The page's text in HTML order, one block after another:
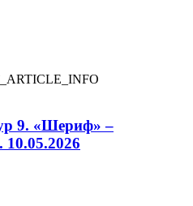
9. «Шериф» –
10.05.2026